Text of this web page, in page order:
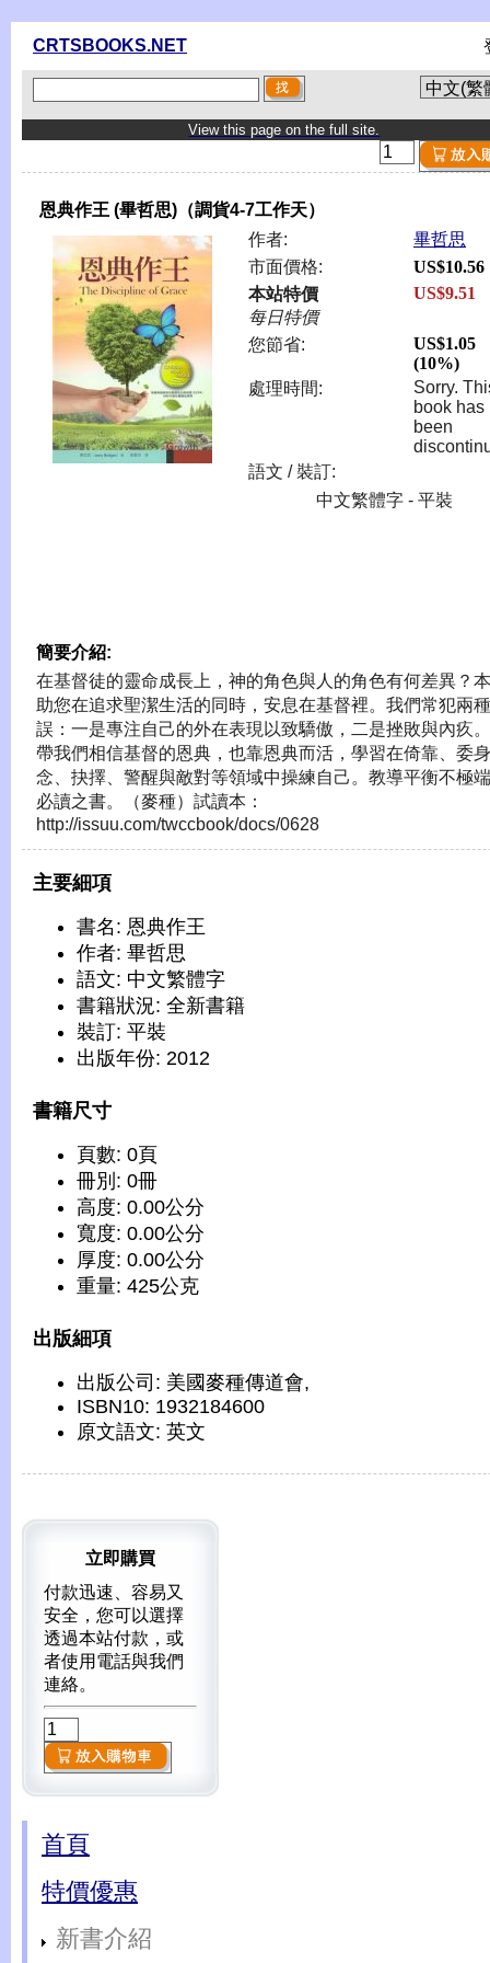
CRTSBOOKS.NET
View this page on the full site.
恩典作王 (畢哲思)（調貨4-7工作天）
作者:
畢哲思
市面價格:
US$10.56
本站特價
每日特價
US$9.51
您節省:
US$1.05
(10%)
處理時間:
Sorry.
book has
been
語文 / 裝訂:
中文繁體字 - 平裝
簡要介紹:
在基督徒的靈命成長上，神的角色與人的角色有何差異？
助您在追求聖潔生活的同時，安息在基督裡。我們常犯兩
誤：一是專注自己的外在表現以致驕傲，二是挫敗與內疚
帶我們相信基督的恩典，也靠恩典而活，學習在倚靠、委
念、抉擇、警醒與敵對等領域中操練自己。教導平衡不極
必讀之書。（麥種）試讀本：
http://issuu.com/twccbook/docs/0628
主要細項
書名: 恩典作王
作者: 畢哲思
語文: 中文繁體字
書籍狀況: 全新書籍
裝訂: 平裝
出版年份: 2012
書籍尺寸
頁數: 0頁
冊別: 0冊
高度: 0.00公分
寬度: 0.00公分
厚度: 0.00公分
重量: 425公克
出版細項
出版公司: 美國麥種傳道會,
ISBN10: 1932184600
原文語文: 英文
立即購買
付款迅速、容易又
安全，您可以選擇
透過本站付款，或
者使用電話與我們
連絡。
首頁
特價優惠
新書介紹